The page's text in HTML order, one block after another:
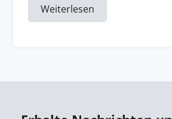
Weiterlesen